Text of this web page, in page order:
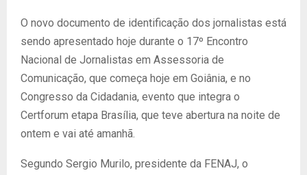
O novo documento de identificação dos jornalistas está
sendo apresentado hoje durante o 17º Encontro
Nacional de Jornalistas em Assessoria de
Comunicação, que começa hoje em Goiânia, e no
Congresso da Cidadania, evento que integra o
Certforum etapa Brasília, que teve abertura na noite de
ontem e vai até amanhã.
Segundo Sergio Murilo, presidente da FENAJ, o